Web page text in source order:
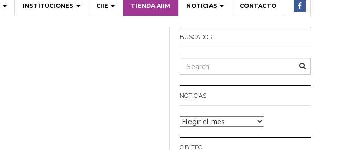
INSTITUCIONES CIIE TIENDA AIIM NOTICIAS CONTACTO
BUSCADOR
NOTICIAS
Noticias
CIBITEC